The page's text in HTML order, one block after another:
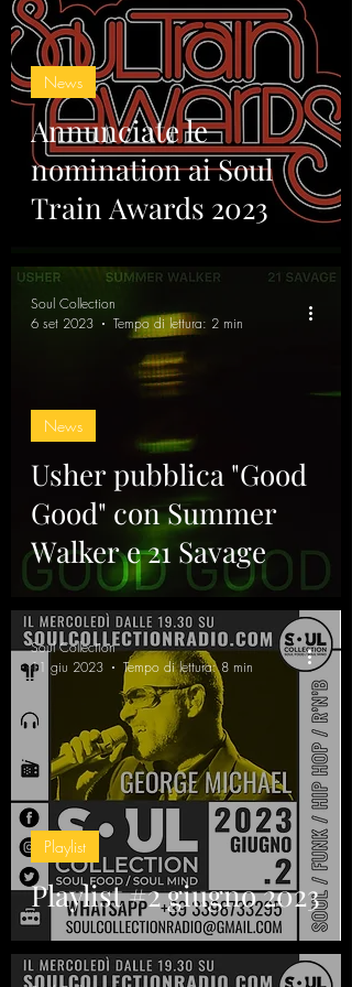
Annunciate le
nomination ai Soul
Train Awards 2023
News
Usher pubblica "Good
Good" con Summer
Walker e 21 Savage
News
Soul Collection
6 set 2023
Tempo di lettura: 2 min
Playlist #2 giugno 2023
Playlist
Soul Collection
11 giu 2023
Tempo di lettura: 8 min